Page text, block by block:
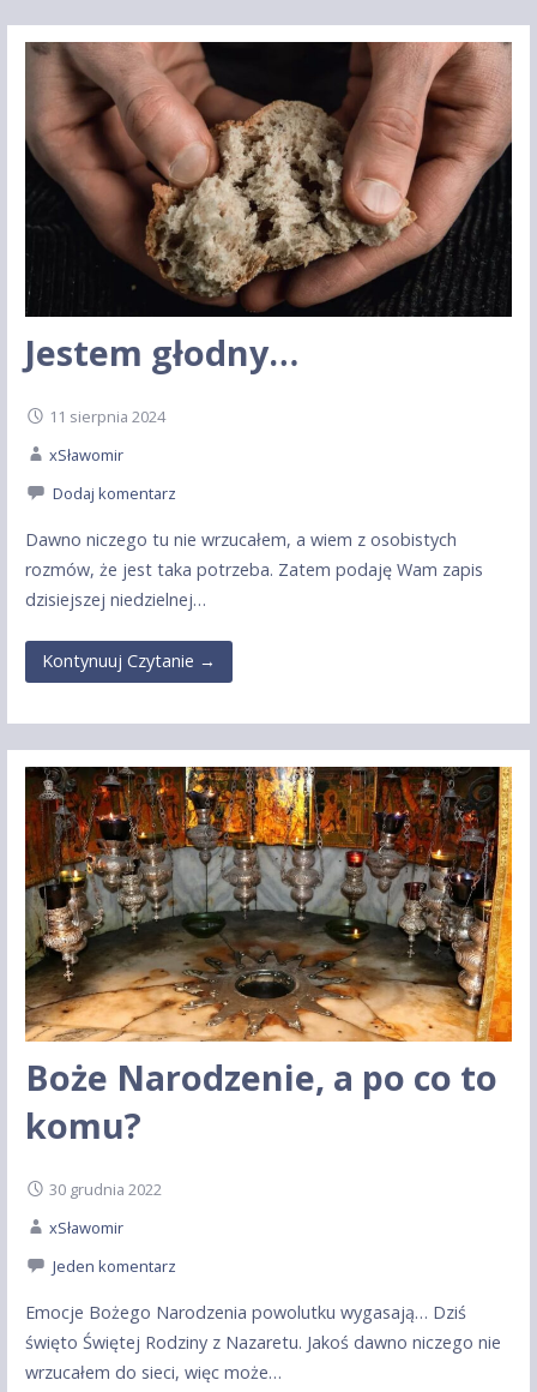
Jestem głodny…
11 sierpnia 2024
xSławomir
Dodaj komentarz
Dawno niczego tu nie wrzucałem, a wiem z osobistych
rozmów, że jest taka potrzeba. Zatem podaję Wam zapis
dzisiejszej niedzielnej…
Kontynuuj Czytanie →
Boże Narodzenie, a po co to
komu?
30 grudnia 2022
xSławomir
Jeden komentarz
Emocje Bożego Narodzenia powolutku wygasają… Dziś
święto Świętej Rodziny z Nazaretu. Jakoś dawno niczego nie
wrzucałem do sieci, więc może…